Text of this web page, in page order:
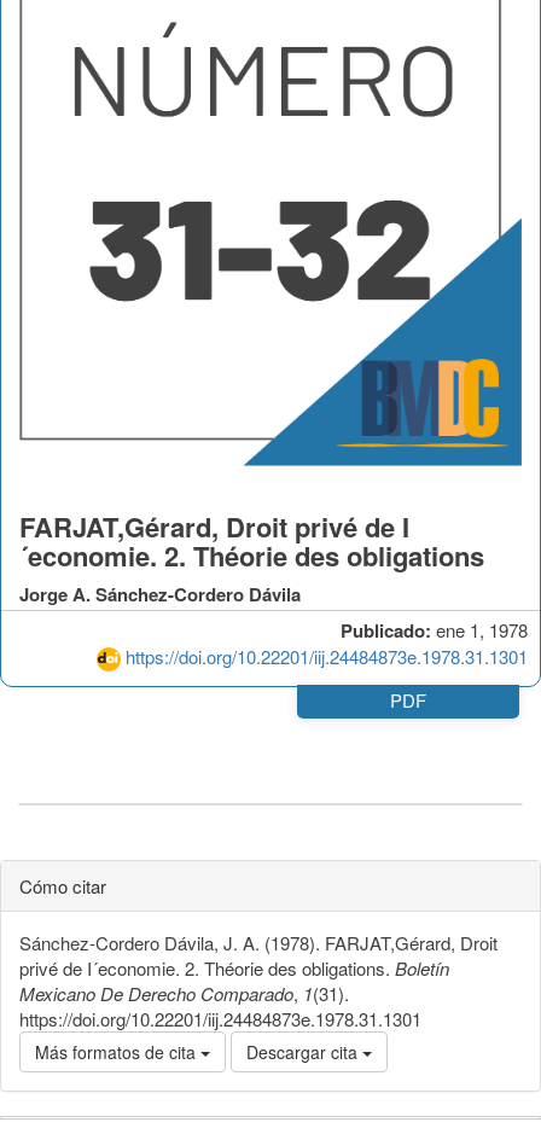
Publicado: ene 1, 1978
https://doi.org/10.22201/iij.24484873e.1978.31.1301
FARJAT,Gérard, Droit privé de I
´economie. 2. Théorie des obligations
Jorge A. Sánchez-Cordero Dávila
PDF
Cómo citar
Sánchez-Cordero Dávila, J. A. (1978). FARJAT,Gérard, Droit
privé de I´economie. 2. Théorie des obligations. Boletín
Mexicano De Derecho Comparado, 1(31).
https://doi.org/10.22201/iij.24484873e.1978.31.1301
Más formatos de cita Descargar cita